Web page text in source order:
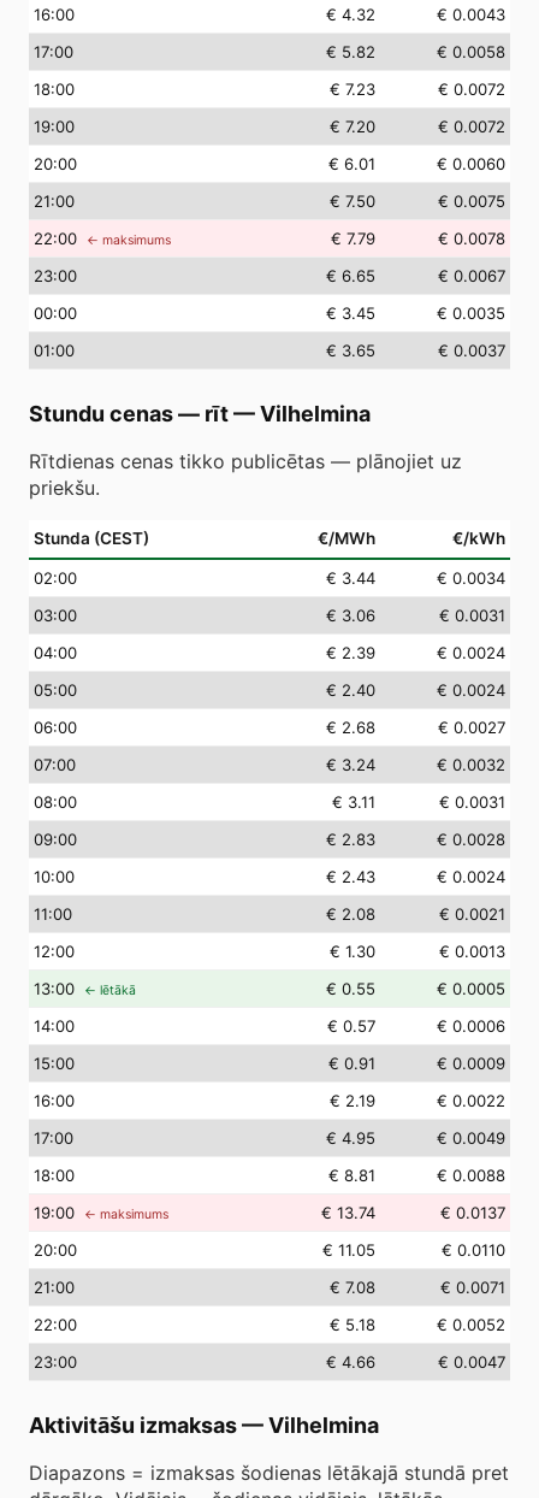
16:00 € 4.32
€ 0.0043
17:00 € 5.82
€ 0.0058
18:00 € 7.23
€ 0.0072
19:00 € 7.20
€ 0.0072
20:00 € 6.01
€ 0.0060
21:00 € 7.50
€ 0.0075
22:00 ← maksimums € 7.79
€ 0.0078
23:00 € 6.65
€ 0.0067
00:00 € 3.45
€ 0.0035
01:00 € 3.65 € 0.0037
Stundu cenas — rīt—Vilhelmina
Rītdienas cenas tikko publicētas — plānojiet uz
priekšu.
Stunda (CEST) €/MWh €/kWh
02:00 € 3.44
€ 0.0034
03:00 € 3.06
€ 0.0031
04:00 € 2.39
€ 0.0024
05:00 € 2.40
€ 0.0024
06:00 € 2.68
€ 0.0027
07:00 € 3.24
€ 0.0032
08:00 € 3.11
€ 0.0031
09:00 € 2.83
€ 0.0028
10:00 € 2.43
€ 0.0024
11:00 € 2.08
€ 0.0021
12:00 € 1.30
€ 0.0013
13:00 ← lētākā € 0.55
€ 0.0005
14:00 € 0.57
€ 0.0006
15:00 € 0.91
€ 0.0009
16:00 € 2.19
€ 0.0022
17:00 € 4.95
€ 0.0049
18:00 € 8.81
€ 0.0088
19:00 ← maksimums € 13.74
€ 0.0137
20:00 € 11.05
€ 0.0110
21:00 € 7.08
€ 0.0071
22:00 € 5.18
€ 0.0052
23:00 € 4.66 € 0.0047
Aktivitāšu izmaksas—Vilhelmina
Diapazons = izmaksas šodienas lētākajā stundā pret